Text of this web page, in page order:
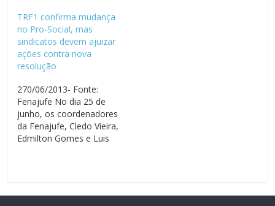
aumento da Gratificação
Judiciária (GAJ),
determinado pela Lei nº
12.774/2012. O juiz
argumentou, em decisão
fevereiro, que não se…
TRF1 confirma mudança
no Pro-Social, mas
sindicatos devem ajuizar
ações contra nova
resolução
270/06/2013- Fonte:
Fenajufe No dia 25 de
junho, os coordenadores
da Fenajufe, Cledo Vieira,
Edmilton Gomes e Luis
Região (TRF1), Roberto